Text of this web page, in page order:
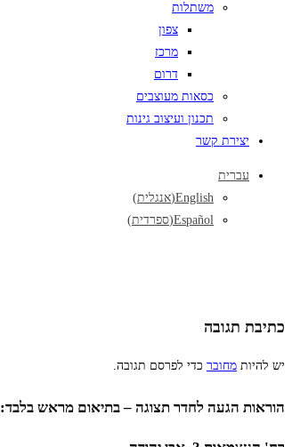
משתלות
צפון
מרכז
דרום
כסאות מעוצבים
תכנון ועיצוב גינות
יצירת קשר
עברית
English
(אנגלית)
Español
(ספרדית)
כתיבת תגובה
יש להיות מחובר כדי לפרסם תגובה.
הוראות הגעה לחדר תצוגה – בתיאום מראש בלבד: